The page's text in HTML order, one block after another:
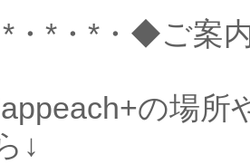
・*・*・◆ご案
の場所
↓